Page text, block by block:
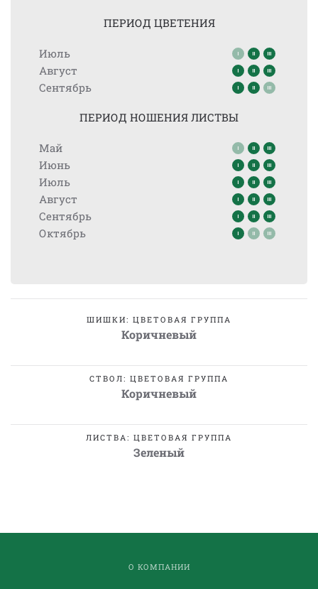
ПЕРИОД ЦВЕТЕНИЯ
Июль
Август
Сентябрь
ПЕРИОД НОШЕНИЯ ЛИСТВЫ
Май
Июнь
Июль
Август
Сентябрь
Октябрь
ШИШКИ: ЦВЕТОВАЯ ГРУППА
Коричневый
СТВОЛ: ЦВЕТОВАЯ ГРУППА
Коричневый
ЛИСТВА: ЦВЕТОВАЯ ГРУППА
Зеленый
О КОМПАНИИ